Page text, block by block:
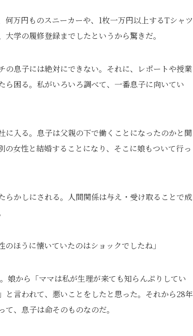
万円ものスニーカーや、1枚一万円以上するTシャツ
学の履修登録までしたというから驚きだ。
の息子には絶対にできない。それに、レポートや授業
困る。私がいろいろ調べて、一番息子に向いてい
入る。息子は父親の下で働くことになったのかと聞
女性と結婚することになり、そこに娘もついて行っ
らかしにされる。人間関係は与え・受け取ることで成
ほうに懐いていたのはショックでしたね」
娘から「ママは私が生理が来ても知らんぷりしてい
言われて、悪いことをしたと思った。それから28年
、息子は命そのものなのだ。